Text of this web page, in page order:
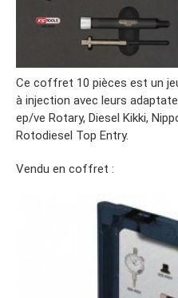
Ce coffret 10 pièces est un
à injection avec leurs
ep/ve Rotary, Diesel Kikki,
Rotodiesel Top Entry.
Vendu en coffret :